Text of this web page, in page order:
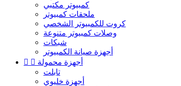
كمبيوتر مكتبي
ملحقات كمبيوتر
كروت للكمبيوتر الشخصي
وصلات كمبيوتر متنوعة
شبكات
أجهزة صيانة الكمبيوتر
  أجهزة محمولة
تابلت
أجهزة خليوي